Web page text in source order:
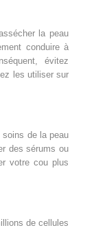
la peau
conduire à
évitez
les utiliser sur
soins de la peau
des sérums ou
votre cou plus
de cellules